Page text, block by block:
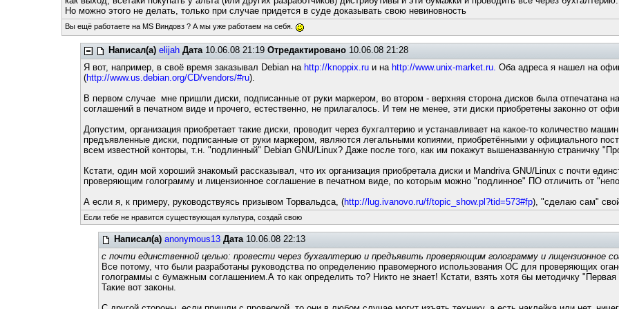
Но можно этого не делать, только при случае придется в суде доказывать свою невиновность
Вы ещё работаете на MS Виндовз ? А мы уже работаем на себя.
Написал(а) elijah Дата10.06.08 21:19 Отредактировано10.06.08 21:28
Я вот, например, в своё время заказывал Debian на http://knoppix.ruи на http://www.unix-market.ru. Оба адреса я нашел на
(http://www.us.debian.org/CD/vendors/#ru).
В первом случае мне пришли диски, подписанные от руки маркером, во втором - верхняя сторона дисков была отпечатана
соглашений в печатном виде и прочего, естественно, не прилагалось. И тем не менее, эти диски приобретены законно от
Допустим, организация приобретает такие диски, проводит через бухгалтерию и устанавливает на какое-то количество
предъявленные диски, подписанные от руки маркером, являются легальными копиями, приобретёнными у официального
всем известной конторы, т.н. "подлинный" Debian GNU/Linux? Даже после того, как им покажут вышеназванную страничку
Кстати, один мой хороший знакомый рассказывал, что их организация приобретала диски и Mandriva GNU/Linux с почти
проверяющим голограмму и лицензионное соглашение в печатном виде, по которым можно "подлинное" ПО отличить от
А если я, к примеру, руководствуясь призывом Торвальдса, (http://lug.ivanovo.ru/f/topic_show.pl?tid=573#fp), "сделаю сам"
Если тебе не нравится существующая культура, создай свою
Написал(а) anonymous13 Дата10.06.08 22:13
с почти единственной целью: провести через бухгалтерию и предъявить проверяющим голограмму и лицензионное
Все потому, что были разработаны руководства по определению правомерного использования ОС для проверяющих
голограммы с бумажным соглашением.А то как определить то? Никто не знает! Кстати, взять хотя бы методичку
Такие вот законы.